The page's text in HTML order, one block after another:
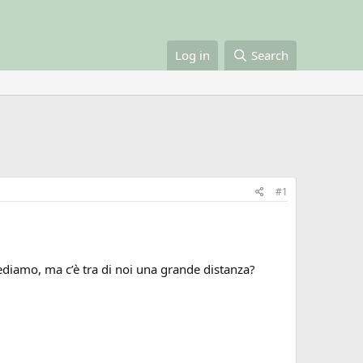
Log in Search
#1
ma c’è tra di noi una grande distanza?